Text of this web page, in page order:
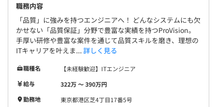
職務内容
「品質」に強みを持つエンジニアへ！ どんなシステムにも欠
かせない「品質保証」分野で豊富な実績を持つProVision。
手厚い研修や豊富な案件を通じて品質スキルを磨き、理想の
ITキャリアを叶えま... 詳しく見る
職種名
【未経験歓迎】ITエンジニア
給与
322万 〜 390万円
勤務地
東京都港区芝4丁目17番5号